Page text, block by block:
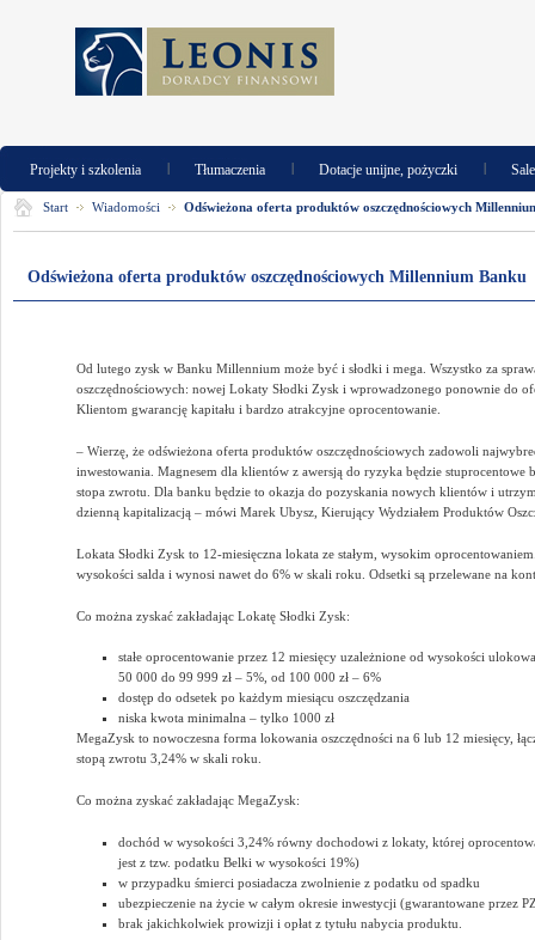
Projekty i szkolenia | Tłumaczenia | Dotacje unijne, pożyczki |
Start Wiadomości Odświeżona oferta produktów oszczędnościowych
Odświeżona oferta produktów oszczędnościowych Millennium Banku
Od lutego zysk w Banku Millennium może być i słodki i mega. Wszystko za
oszczędnościowych: nowej Lokaty Słodki Zysk i wprowadzonego ponownie do
Klientom gwarancję kapitału i bardzo atrakcyjne oprocentowanie.
– Wierzę, że odświeżona oferta produktów oszczędnościowych zadowoli
inwestowania. Magnesem dla klientów z awersją do ryzyka będzie stuprocentowe
stopa zwrotu. Dla banku będzie to okazja do pozyskania nowych klientów i
dzienną kapitalizacją – mówi Marek Ubysz, Kierujący Wydziałem Produktów
Lokata Słodki Zysk to 12-miesięczna lokata ze stałym, wysokim
wysokości salda i wynosi nawet do 6% w skali roku. Odsetki są przelewane na
Co można zyskać zakładając Lokatę Słodki Zysk:
stałe oprocentowanie przez 12 miesięcy uzależnione od wysokości
50 000 do 99 999 zł – 5%, od 100 000 zł – 6%
dostęp do odsetek po każdym miesiącu oszczędzania
niska kwota minimalna – tylko 1000 zł
MegaZysk to nowoczesna forma lokowania oszczędności na 6 lub 12 miesięcy,
stopą zwrotu 3,24% w skali roku.
Co można zyskać zakładając MegaZysk:
dochód w wysokości 3,24% równy dochodowi z lokaty, której
jest z tzw. podatku Belki w wysokości 19%)
w przypadku śmierci posiadacza zwolnienie z podatku od spadku
ubezpieczenie na życie w całym okresie inwestycji (gwarantowane przez
brak jakichkolwiek prowizji i opłat z tytułu nabycia produktu.